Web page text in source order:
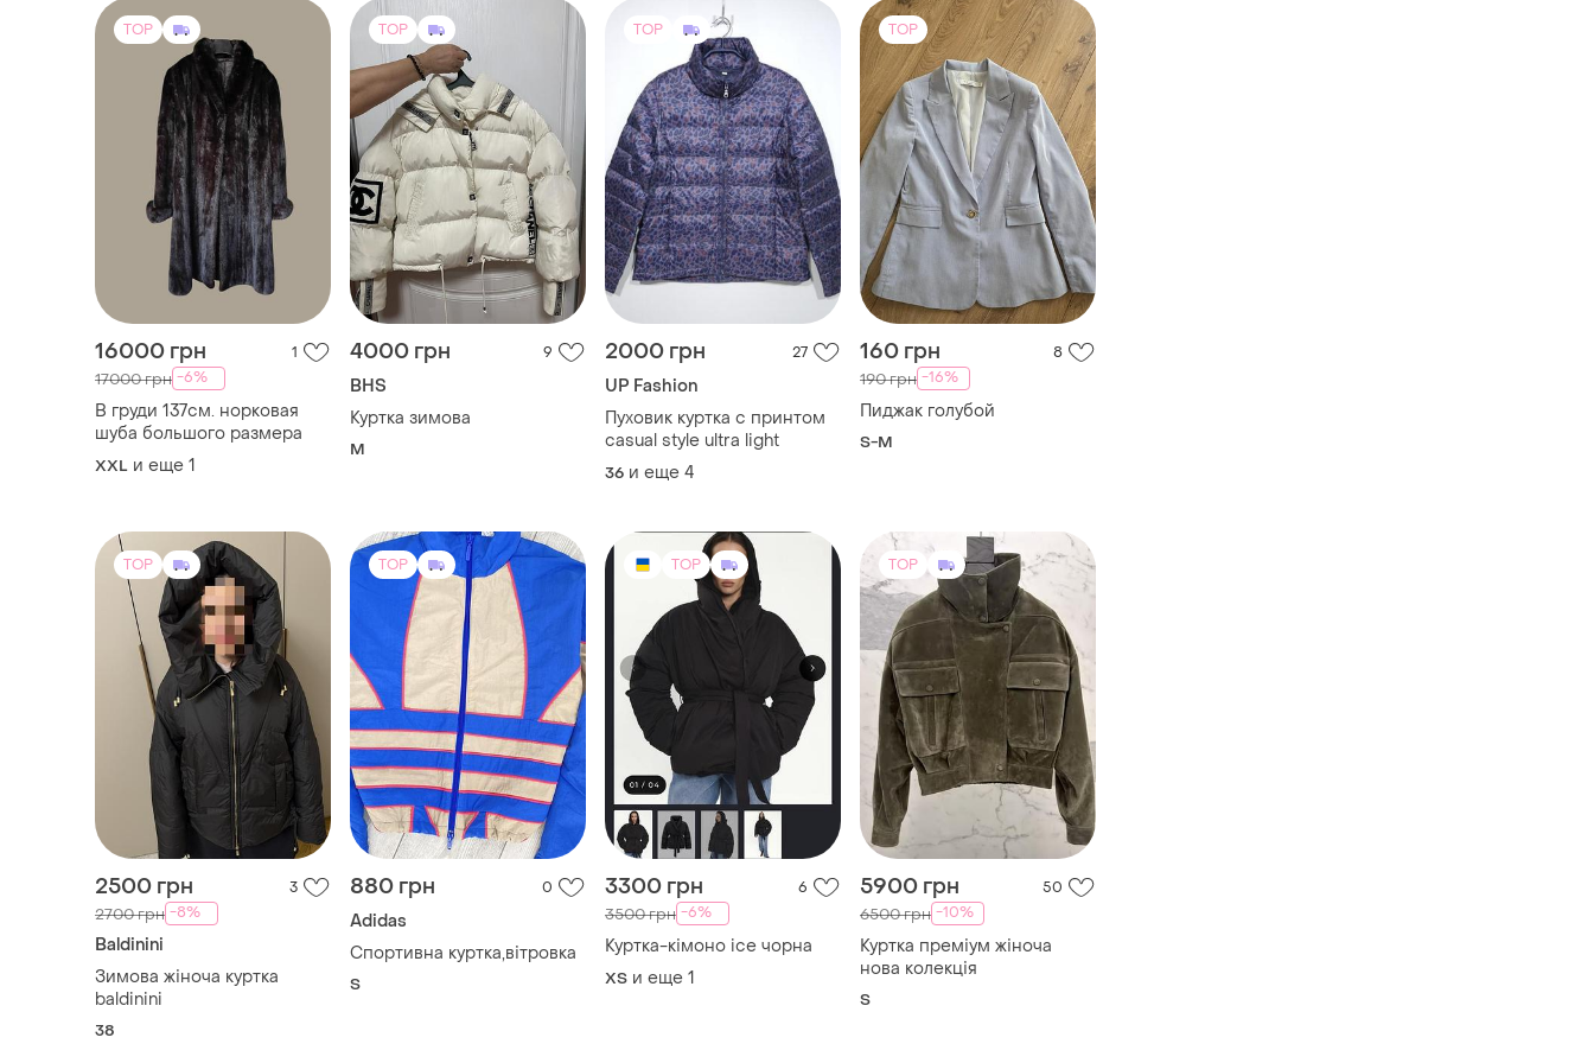
16000 грн 1
17000 грн -6%
В груди 137см. норковая
шуба большого размера
XXL и еще 1
4000 грн
BHS
Куртка зимова
M
2000 грн 27
UP Fashion
Пуховик куртка с принтом
casual style ultra light
и еще 4
160 грн 8
190 грн -16%
Пиджак голубой
S-M
TOP
2500 грн 3
2700 грн -8%
Baldinini
Зимова жіноча куртка
baldinini
38
TOP
880 грн 0
Adidas
Спортивна куртка,вітровка
S
TOP
3300 грн 6
3500 грн -6%
Куртка-кімоно ice чорна
ХS и еще 1
TOP
5900 грн 50
6500 грн -10%
Куртка преміум жіноча
нова колекція